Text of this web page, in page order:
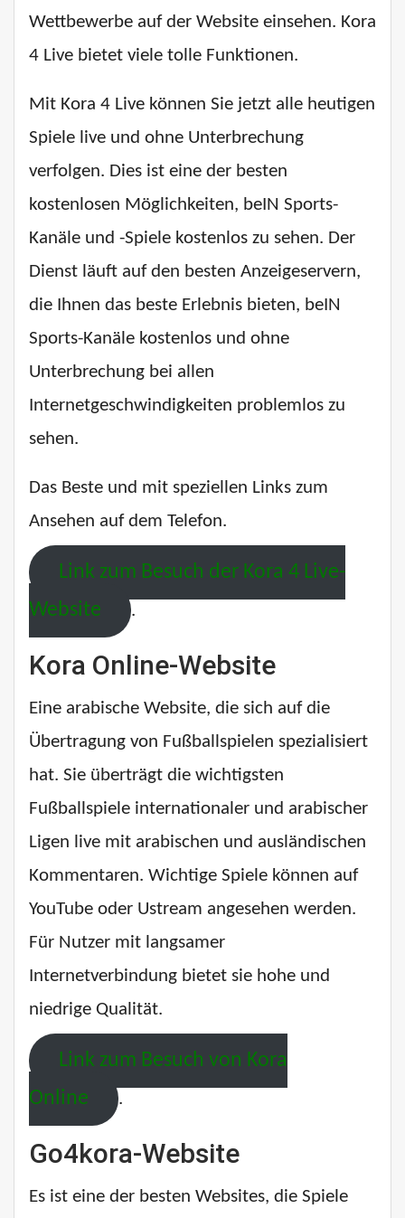
Wettbewerbe auf der Website einsehen. Kora
4 Live bietet viele tolle Funktionen.
Mit Kora 4 Live können Sie jetzt alle heutigen
Spiele live und ohne Unterbrechung
verfolgen. Dies ist eine der besten
kostenlosen Möglichkeiten, beIN Sports-
Kanäle und -Spiele kostenlos zu sehen. Der
Dienst läuft auf den besten Anzeigeservern,
die Ihnen das beste Erlebnis bieten, beIN
Sports-Kanäle kostenlos und ohne
Unterbrechung bei allen
Internetgeschwindigkeiten problemlos zu
sehen.
Das Beste und mit speziellen Links zum
Ansehen auf dem Telefon.
Link zum Besuch der Kora 4 Live-
Website
.
Kora Online-Website
Eine arabische Website, die sich auf die
Übertragung von Fußballspielen spezialisiert
hat. Sie überträgt die wichtigsten
Fußballspiele internationaler und arabischer
Ligen live mit arabischen und ausländischen
Kommentaren. Wichtige Spiele können auf
YouTube oder Ustream angesehen werden.
Für Nutzer mit langsamer
Internetverbindung bietet sie hohe und
niedrige Qualität.
Link zum Besuch von Kora
Online
.
Go4kora-Website
Es ist eine der besten Websites, die Spiele